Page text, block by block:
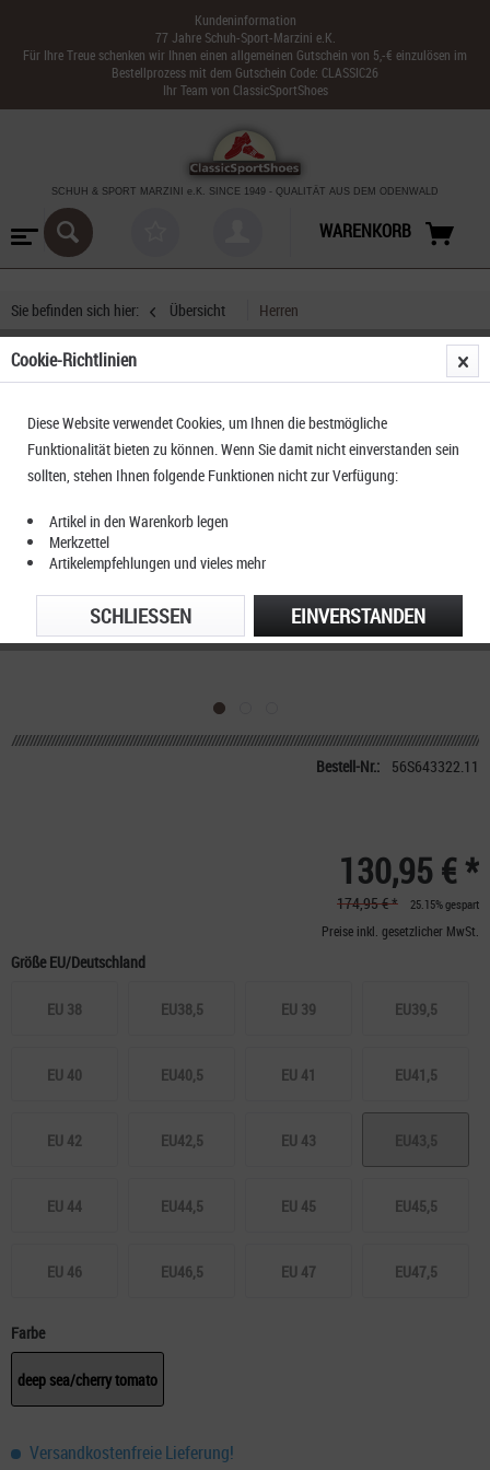
Kundeninformation
77 Jahre Schuh-Sport-Marzini e.K.
Für Ihre Treue schenken wir Ihnen einen allgemeinen Gutschein von 5,-€ einzulösen im
Bestellprozess mit dem Gutschein Code: CLASSIC26
Ihr Team von ClassicSportShoes
SCHUH & SPORT MARZINI e.K. SINCE 1949 - QUALITÄT AUS DEM ODENWALD
WARENKORB
Sie befinden sich hier: Übersicht Herren
Bestell-Nr.: 56S643322.11
130,95 € *
174,95 € * 25.15% gespart
Preise inkl. gesetzlicher MwSt.
Größe EU/Deutschland
EU 38 EU38,5 EU 39 EU39,5
EU 40 EU40,5 EU 41 EU41,5
EU 42 EU42,5 EU 43 EU43,5
EU 44 EU44,5 EU 45 EU45,5
EU 46 EU46,5 EU 47 EU47,5
Farbe
deep sea/cherry tomato
Versandkostenfreie Lieferung!
Cookie-Richtlinien
Diese Website verwendet Cookies, um Ihnen die bestmögliche
Funktionalität bieten zu können. Wenn Sie damit nicht einverstanden sein
sollten, stehen Ihnen folgende Funktionen nicht zur Verfügung:
Artikel in den Warenkorb legen
Merkzettel
Artikelempfehlungen und vieles mehr
EINVERSTANDEN
SCHLIESSEN